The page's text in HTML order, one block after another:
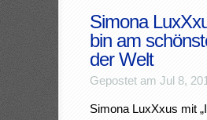
Simona
bin am
der Welt
Gepostet am Jul 8,
Simona LuxXxus mit